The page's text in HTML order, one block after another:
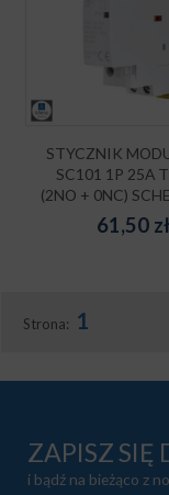
STYCZNIK
SC101 1P 25A
(2NO + 0NC)
61,50zł
Strona: 1
ZAPISZ SIĘ
i bądź na bieżąco z